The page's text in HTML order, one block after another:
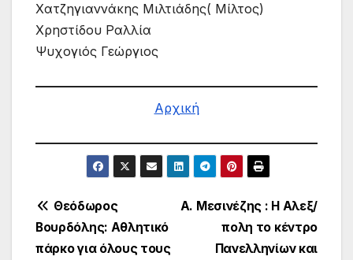
Χατζηγιαννάκης Μιλτιάδης( Μίλτος)
Χρηστίδου Ραλλία
Ψυχογιός Γεώργιος
Αρχική
Πλοήγηση
άρθρων
Α. Μεσινέζης : Η Αλεξ/
πολη το κέντρο
Πανελληνίων και
Θεόδωρος
Βουρδόλης: Αθλητικό
πάρκο για όλους τους